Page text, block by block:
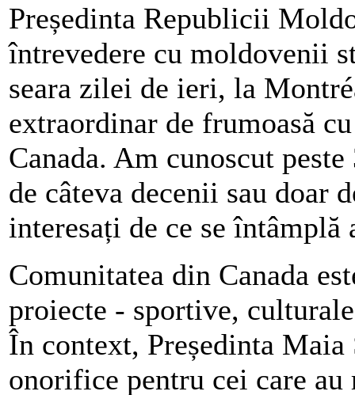
Președinta Republicii
întrevedere cu moldovenii
seara zilei de ieri, la
extraordinar de frumoasă
Canada. Am cunoscut
de câteva decenii sau doar
interesați de ce se întâmplă
Comunitatea din Canada
proiecte - sportive,
În context, Președinta
onorifice pentru cei care